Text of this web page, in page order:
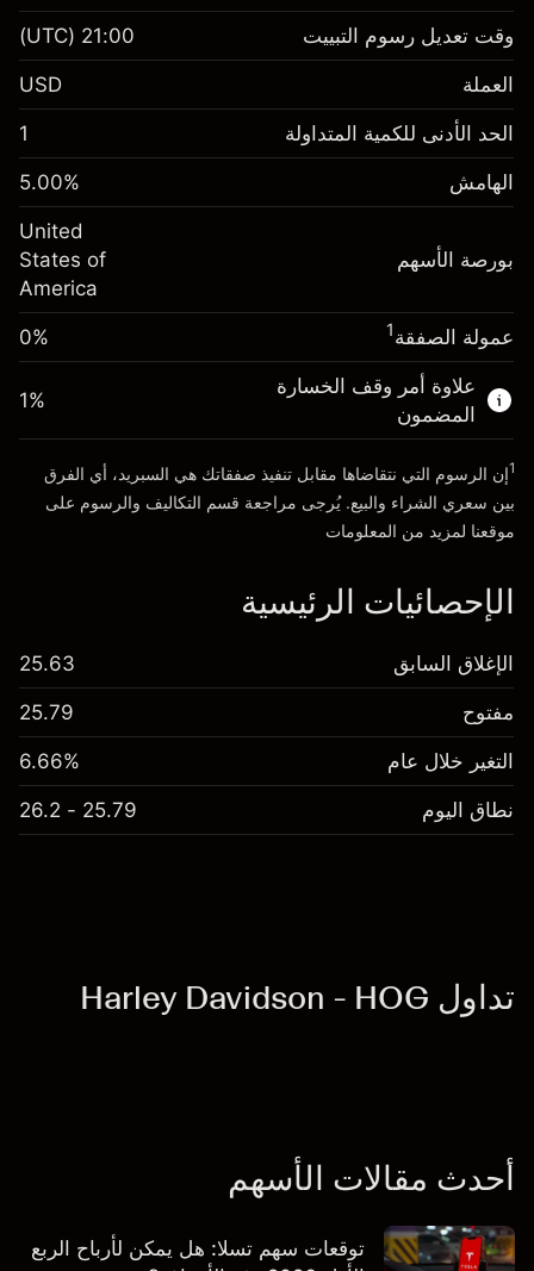
$1,000.00
رسوم التبييت
الرسوم من قيمة الصفقة الكاملة
%
(-$4.31)
حجم الصفقة بالرافعة المالية ~$20,000.00
الأموال من الرافعة المالية ~ دولار
انتقل إلى المنصة
الهامش. استثمارك $1,000.00
رسوم التبييت
الرسوم من قيمة الصفقة الكاملة
-0.000682
%
(-$0.14)
حجم الصفقة بالرافعة المالية ~
الأموال من الرافعة المالية ~ دولار
انتقل إلى المنصة
وقت تعديل رسوم التبييت 21:00
(UTC)
العملة USD
الحد الأدنى للكمية المتداولة 1
الهامش 5.00%
بورصة الأسهم
United
States of
America
عمولة الصفقة1
0%
علاوة أمر وقف الخسارة
المضمون
1%
1إن الرسوم التي نتقاضاها مقابل تنفيذ صفقاتك هي السبريد، أي الفرق
بين سعري الشراء والبيع. يُرجى مراجعة قسم التكاليف والرسوم على
موقعنا لمزيد من المعلومات
الإحصائيات الرئيسية
الإغلاق السابق 25.63
مفتوح 25.79
التغير خلال عام 6.66%
نطاق اليوم 25.79 - 26.2
تداول Harley Davidson - HOG
أحدث مقالات الأسهم
توقعات سهم تسلا: هل يمكن لأرباح الربع